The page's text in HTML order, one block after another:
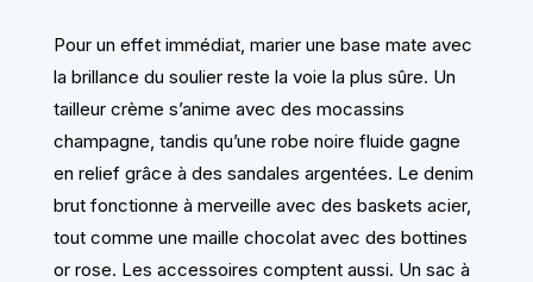
Pour un effet immédiat, marier une base mate avec
la brillance du soulier reste la voie la plus sûre. Un
tailleur crème s’anime avec des mocassins
champagne, tandis qu’une robe noire fluide gagne
en relief grâce à des sandales argentées. Le denim
brut fonctionne à merveille avec des baskets acier,
tout comme une maille chocolat avec des bottines
or rose. Les accessoires comptent aussi. Un sac à